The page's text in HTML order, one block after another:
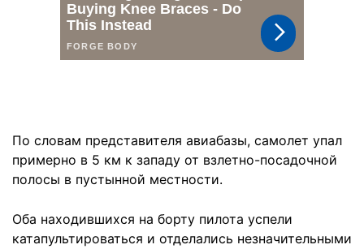
По словам представителя авиабазы, самолет упал
примерно в 5 км к западу от взлетно-посадочной
полосы в пустынной местности.
Оба находившихся на борту пилота успели
катапультироваться и отделались незначительными